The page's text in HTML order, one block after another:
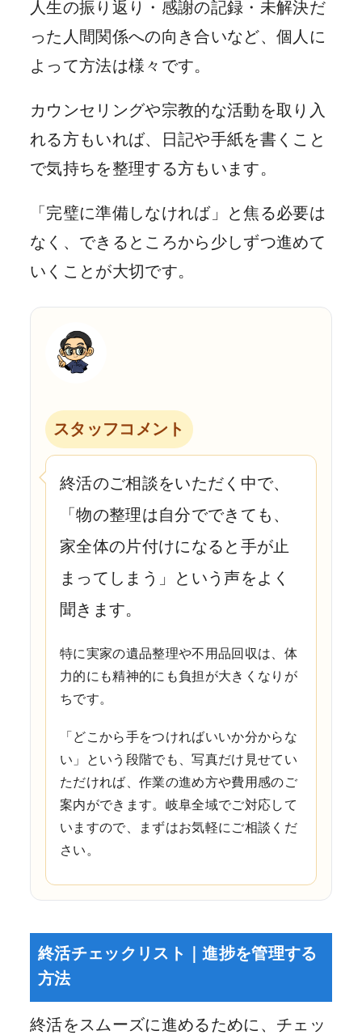
人生の振り返り・感謝の記録・未解決だ
った人間関係への向き合いなど、個人に
よって方法は様々です。
カウンセリングや宗教的な活動を取り入
れる方もいれば、日記や手紙を書くこと
で気持ちを整理する方もいます。
「完璧に準備しなければ」と焦る必要は
なく、できるところから少しずつ進めて
いくことが大切です。
スタッフコメント
終活のご相談をいただく中で、
「物の整理は自分でできても、
家全体の片付けになると手が止
まってしまう」という声をよく
聞きます。
特に実家の遺品整理や不用品回収は、体
力的にも精神的にも負担が大きくなりが
ちです。
「どこから手をつければいいか分からな
い」という段階でも、写真だけ見せてい
ただければ、作業の進め方や費用感のご
案内ができます。岐阜全域でご対応して
いますので、まずはお気軽にご相談くだ
さい。
終活チェックリスト｜進捗を管理する
方法
終活をスムーズに進めるために、チェッ